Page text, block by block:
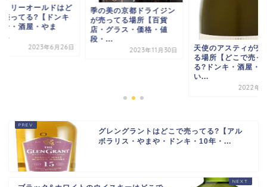
トリーオールドはど
売ってる?【ドンキ
テ・酒屋・やま
...
2023年6月26日
季の美の京都ドライジン
が売ってる場所【百貨
店・グラス・価格・値
段・...
2023年11月30日
天使のアスティが売
る場所【どこで売っ
る?ドンキ・酒屋・
い...
2022年6
グレングラントはどこで売ってる?【アル
ボラリス・やまや・ドンキ・10年・...